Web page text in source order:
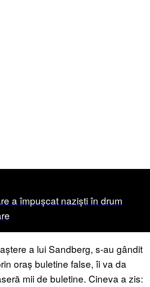
a împușcat naziști în drum
a lui Sandberg, s-au gândit
oraș buletine false, îi va da
mii de buletine. Cineva a zis: